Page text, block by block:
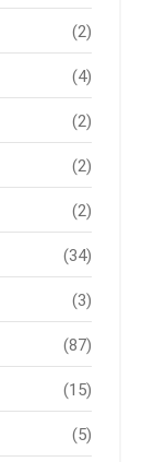
(2)
(4)
(2)
(2)
(2)
(34)
(3)
(87)
(15)
(5)